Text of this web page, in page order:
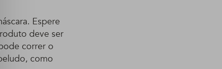
Espere
deve ser
correr o
como